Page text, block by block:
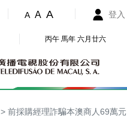
A A A 登入
丙午 馬年 六月廿六
> 前採購經理詐騙本澳商人69萬元